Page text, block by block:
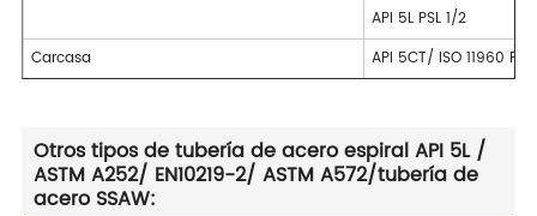
API 5L PSL 1/2
Carcasa
API 5CT/ ISO 11960 PSL1
Otros tipos de tubería de acero espiral API 5L /
ASTM A252/ EN10219-2/ ASTM A572/tubería de
acero SSAW: